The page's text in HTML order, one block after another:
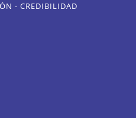
- CREDIBILIDAD